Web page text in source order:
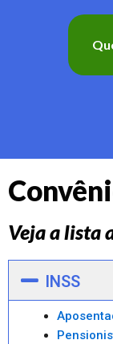
Veja a lista
INSS